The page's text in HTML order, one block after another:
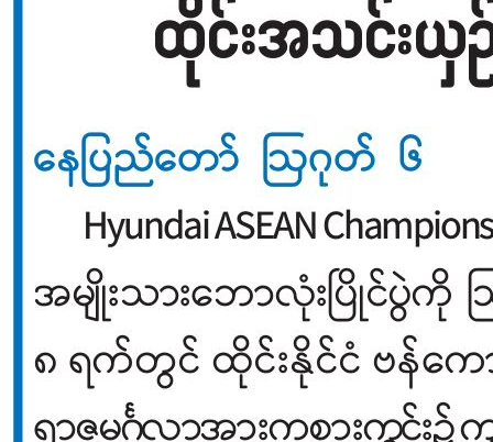
သတင်း
အားကစားသတင်း
Hyundai ASEAN Championship 2026 အမျိုးသား
ဘောလုံးပြိုင်ပွဲ၊ အုပ်စုအဆင့် မြန်မာအသင်းနှင့် ထိုင်း
အသင်းယှဉ်ပြိုင်မှု တိုက်ရိုက်ထုတ်လွှင့်မည်
August 7, 2026